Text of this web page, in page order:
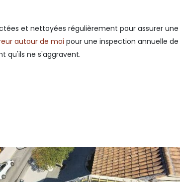
et nettoyées régulièrement pour assurer une
autour de moi pour une inspection annuelle de
qu'ils ne s'aggravent.